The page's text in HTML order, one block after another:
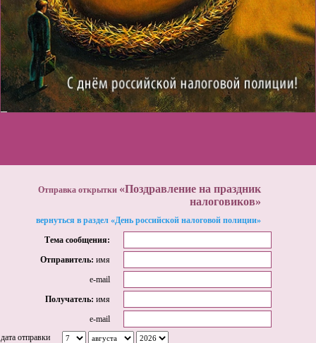
Отправка открытки «Поздравление на праздник
налоговиков»
вернуться в раздел «День российской налоговой полиции»
Тема сообщения:
Отправитель: имя
e-mail
Получатель: имя
e-mail
дата отправки